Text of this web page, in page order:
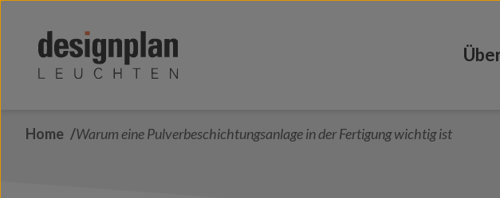
Home Warum eine Pulverbeschichtungsanlage in der Fertigung wichtig ist